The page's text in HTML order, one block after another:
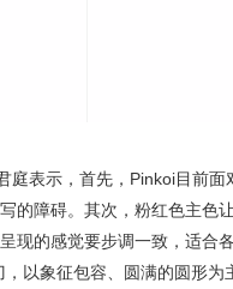
庭表示，首先，Pinkoi目前
的障碍。其次，粉红色主色
现的感觉要步调一致，适合
以象征包容、圆满的圆形